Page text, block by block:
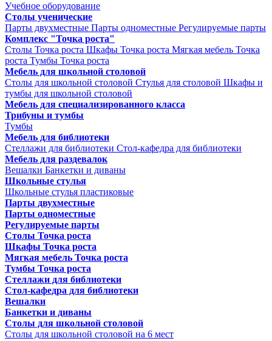
Учебное оборудование
Столы ученические
Парты двухместные Парты одноместные Регулируемые парты
Комплекс "Точка роста"
Столы Точка роста Шкафы Точка роста Мягкая мебель Точка
роста Тумбы Точка роста
Мебель для школьной столовой
Столы для школьной столовой Стулья для столовой Шкафы и
тумбы для школьной столовой
Мебель для специализированного класса
Трибуны и тумбы
Тумбы
Мебель для библиотеки
Стеллажи для библиотеки Стол-кафедра для библиотеки
Мебель для раздевалок
Вешалки Банкетки и диваны
Школьные стулья
Школьные стулья пластиковые
Парты двухместные
Парты одноместные
Регулируемые парты
Столы Точка роста
Шкафы Точка роста
Мягкая мебель Точка роста
Тумбы Точка роста
Стеллажи для библиотеки
Стол-кафедра для библиотеки
Вешалки
Банкетки и диваны
Столы для школьной столовой
Столы для школьной столовой на 6 мест